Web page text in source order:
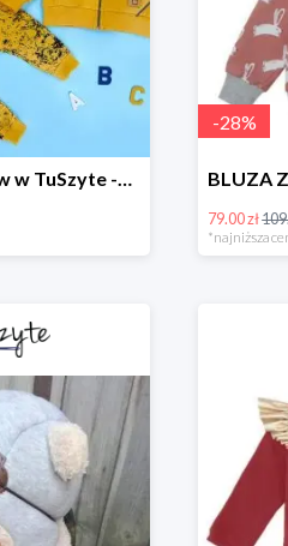
Skompletuj zestaw w TuSzyte -10%
-28%
79.00 zł
*najniższa